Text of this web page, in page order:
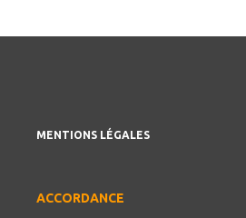
MENTIONS LÉGALES
ACCORDANCE